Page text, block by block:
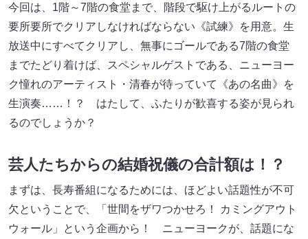
今回は、1階～7階の食堂まで、階段で駆け上がるルートの
要所要所でクリアしなければならない《試練》を用意。生
放送中にすべてクリアし、無事にゴールである7階の食堂
までたどり着けば、スペシャルゲストである、ニューヨー
ク憧れのアーティスト・清春が待っていて《あの名曲》を
生演奏……！？ はたして、ふたりが歓喜する姿が見られ
るのでしょうか？
芸人たちからの結婚祝儀の合計額は！？
まずは、長寿番組になるためには、ほどよい話題性が不可
欠ということで、「世間をザワつかせろ！ カミングアウト
ウォール」という企画から！ ニューヨークが、話題にな